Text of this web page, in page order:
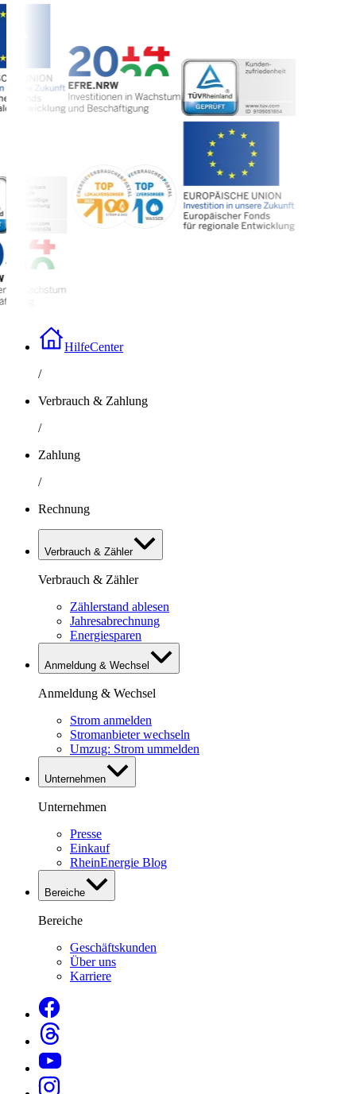
HilfeCenter
/
Verbrauch & Zahlung
/
Zahlung
/
Rechnung
Verbrauch & Zähler
Verbrauch & Zähler
Zählerstand ablesen
Jahresabrechnung
Energiesparen
Anmeldung & Wechsel
Anmeldung & Wechsel
Strom anmelden
Stromanbieter wechseln
Umzug: Strom ummelden
Unternehmen
Unternehmen
Presse
Einkauf
RheinEnergie Blog
Bereiche
Bereiche
Geschäftskunden
Über uns
Karriere